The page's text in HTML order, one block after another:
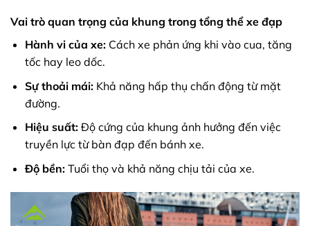
Vai trò quan trọng của khung trong tổng thể xe đạp
Hành vi của xe:Cách xe phản ứng khi vào cua, tăng
tốc hay leo dốc.
Sự thoải mái:Khả năng hấp thụ chấn động từ mặt
đường.
Hiệu suất:Độ cứng của khung ảnh hưởng đến việc
truyền lực từ bàn đạp đến bánh xe.
Độ bền:Tuổi thọ và khả năng chịu tải của xe.